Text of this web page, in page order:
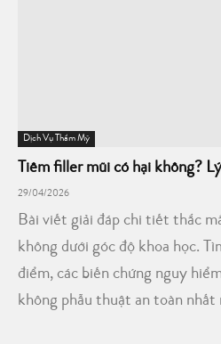
Dịch Vụ Thẩm Mỹ
Tiêm filler mũi có hại không?
29/04/2026
Bài viết giải đáp chi tiết thắc
không dưới góc độ khoa học.
điểm, các biến chứng nguy
không phẫu thuật an toàn